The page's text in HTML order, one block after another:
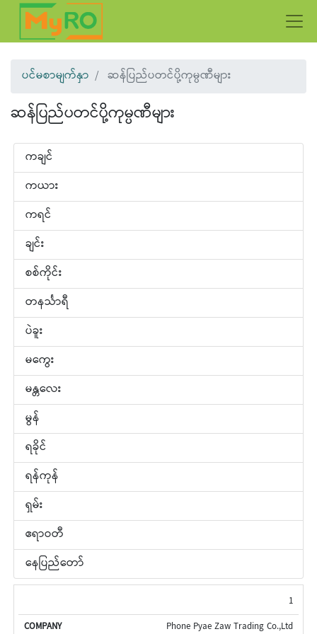
ပင်မစာမျက်နှာ ဆန်ပြည်ပတင်ပို့ကုမ္ပဏီများ
ဆန်ပြည်ပတင်ပို့ကုမ္ပဏီများ
ကချင်
ကယား
ကရင်
ချင်း
စစ်ကိုင်း
တနင်္သာရီ
ပဲခူး
မကွေး
မန္တလေး
မွန်
ရခိုင်
ရန်ကုန်
ရှမ်း
ဧရာဝတီ
နေပြည်တော်
အမည်
နံပါတ်
လိပ်စာ
ရုံလိပ်စာ
1
Phone Pyae Zaw Trading Co.,Ltd